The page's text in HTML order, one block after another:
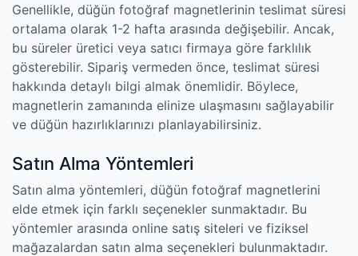
Genellikle, düğün fotoğraf magnetlerinin teslimat süresi
ortalama olarak 1-2 hafta arasında değişebilir. Ancak,
bu süreler üretici veya satıcı firmaya göre farklılık
gösterebilir. Sipariş vermeden önce, teslimat süresi
hakkında detaylı bilgi almak önemlidir. Böylece,
magnetlerin zamanında elinize ulaşmasını sağlayabilir
ve düğün hazırlıklarınızı planlayabilirsiniz.
Satın Alma Yöntemleri
Satın alma yöntemleri, düğün fotoğraf magnetlerini
elde etmek için farklı seçenekler sunmaktadır. Bu
yöntemler arasında online satış siteleri ve fiziksel
mağazalardan satın alma seçenekleri bulunmaktadır.